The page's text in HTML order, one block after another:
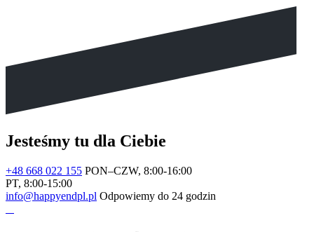
Jesteśmy tu dla Ciebie
+48 668 022 155 PON–CZW, 8:00-16:00
PT, 8:00-15:00
info@happyendpl.pl Odpowiemy do 24 godzin